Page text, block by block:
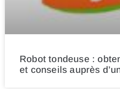
Robot tondeuse :
et conseils auprès